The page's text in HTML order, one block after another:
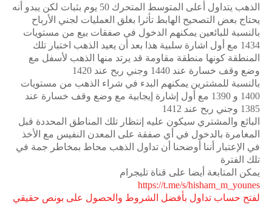
الذهب يتداول أعلى المتوسط المتحرك 50 يوم بثبات لكن يبدو أنه
يحتاج بعض التصحيح الهابط تأثرا بغلق العمليات لجني الأرباح
بالنسبة للبائعين يمكنهم الدخول في صفقات بيع من مستويات
1434 مع أول اشارة سلبية هذا بعد أن يعيد الذهب اختبار تلك
المنطقة كونها منطقة مقاومة قد يرتد منها الذهب لأسفل مع
وضع وقف خسارة عند 1440 وجني ربح عند 1420
بالنسبة للمشترين يمكنهم البدء في شراء الذهب من مستويات
1400 و 1390 مع أول إشارة إيجابية مع وضع وقف خسارة عند
1385 وجني ربح عند 1412
البائع والمشتري سيكون عليه إنتظار تلك المناطق المحددة قبل
المغامرة بالدخول في أي صفقة على المعدن النفيس مع الأخذ
في الإعتبار أننا أوضحنا أن تداول الذهب محاط بمخاطر جمة في
تلك الفترة
يمكن المتابعة أيضا على قناة تليجرام
https://t.me/s/hisham_m_younes
لفتح حساب تداول بأفضل الشروط والحصول على بونص حقيقي